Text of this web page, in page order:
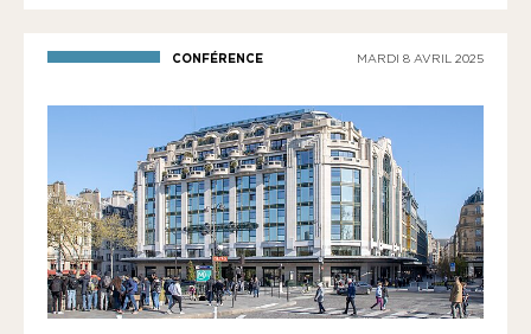
CONFÉRENCE MARDI 8 AVRIL 2025